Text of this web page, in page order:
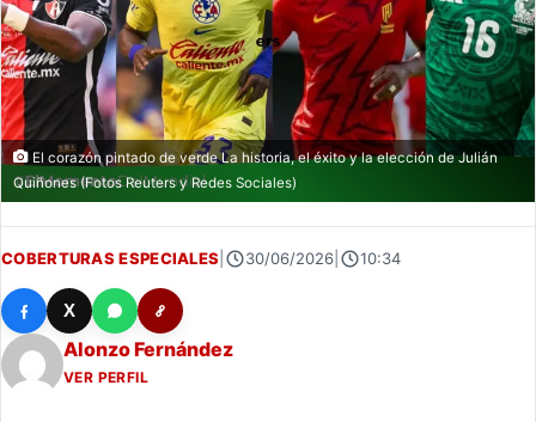
El corazón pintado de verde La historia, el éxito y la elección de Julián
Quiñones (Fotos Reuters y Redes Sociales)
COBERTURAS ESPECIALES 30/06/2026 10:34
X
Alonzo Fernández
VER PERFIL